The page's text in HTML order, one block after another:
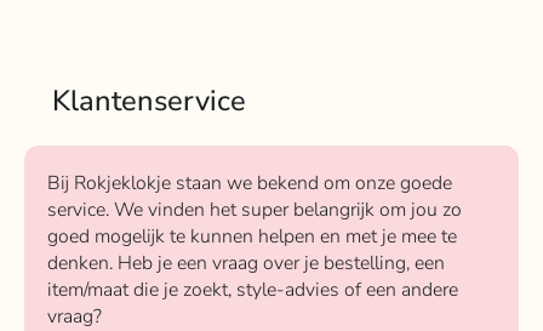
Klantenservice
Bij Rokjeklokje staan we bekend om onze goede
service. We vinden het super belangrijk om jou zo
goed mogelijk te kunnen helpen en met je mee te
denken. Heb je een vraag over je bestelling, een
item/maat die je zoekt, style-advies of een andere
vraag?